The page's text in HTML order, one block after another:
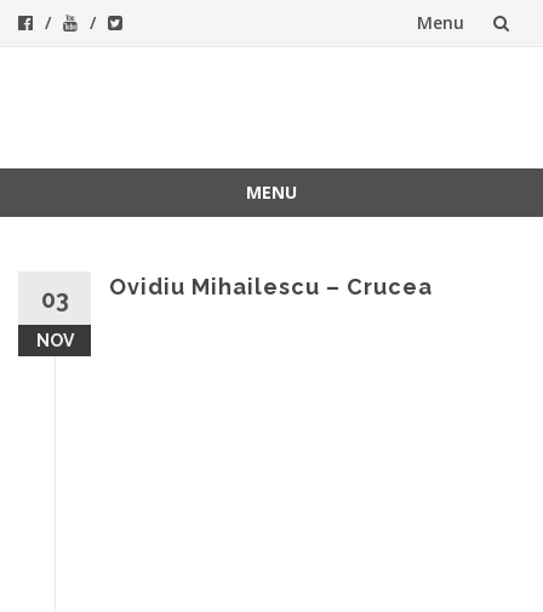
Menu
MENU
03
NOV
Ovidiu Mihailescu – Crucea